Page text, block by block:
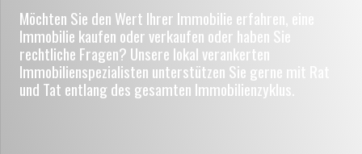
Möchten Sie den Wert Ihrer Immobilie erfahren, eine
Immobilie kaufen oder verkaufen oder haben Sie
rechtliche Fragen? Unsere lokal verankerten
Immobilienspezialisten unterstützen Sie gerne mit Rat
und Tat entlang des gesamten Immobilienzyklus.